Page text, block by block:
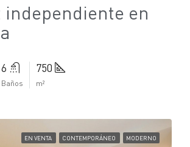
independiente en
6
Baños
750
m²
EN VENTA CONTEMPORÁNEO MODERNO